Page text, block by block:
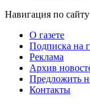
Навигация по сайту
О газете
Подписка на
Реклама
Архив
Предложить
Контакты